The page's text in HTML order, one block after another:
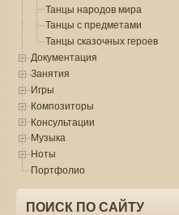
Танцы народов мира
Танцы с предметами
Танцы сказочных героев
Документация
Занятия
Игры
Композиторы
Консультации
Музыка
Ноты
Портфолио
ПОИСК ПО САЙТУ